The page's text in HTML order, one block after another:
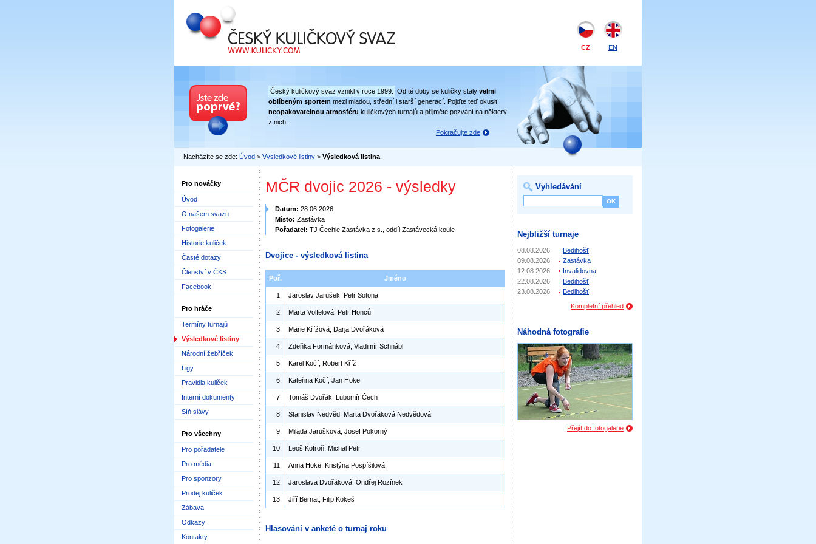
Český kuličkový svaz
CZ EN
Český kuličkový svaz vznikl v roce 1999. Od té doby se kuličky staly velmi
oblíbeným sportem mezi mladou, střední i starší generací. Pojďte teď okusit
neopakovatelnou atmosféru kuličkových turnajů a přijměte pozvání na některý
z nich.
Pokračujte zde
Nacházíte se zde: Úvod > Výsledkové listiny > Výsledková listina
Pro nováčky
Úvod
O našem svazu
Fotogalerie
Historie kuliček
Časté dotazy
Členství v ČKS
Facebook
Pro hráče
Termíny turnajů
Výsledkové listiny
Národní žebříček
Ligy
Pravidla kuliček
Interní dokumenty
Síň slávy
Pro všechny
Pro pořadatele
Pro média
Pro sponzory
Prodej kuliček
Zábava
Odkazy
Kontakty
MČR dvojic 2026 - výsledky
Datum: 28.06.2026
Místo: Zastávka
Pořadatel: TJ Čechie Zastávka z.s., oddíl Zastávecká koule
Dvojice - výsledková listina
Poř. Jméno
1. Jaroslav Jarušek, Petr Sotona
2. Marta Völfelová, Petr Honců
3. Marie Křížová, Darja Dvořáková
4. Zdeňka Formánková, Vladimír Schnábl
5. Karel Kočí, Robert Kříž
6. Kateřina Kočí, Jan Hoke
7. Tomáš Dvořák, Lubomír Čech
8. Stanislav Nedvěd, Marta Dvořáková Nedvědová
9. Milada Jarušková, Josef Pokorný
10. Leoš Kofroň, Michal Petr
11. Anna Hoke, Kristýna Pospíšilová
12. Jaroslava Dvořáková, Ondřej Rozínek
13. Jiří Bernat, Filip Kokeš
Hlasování v anketě o turnaj roku
Vyhledávání
Nejbližší turnaje
08.08.2026
Bedihošť
09.08.2026
Zastávka
12.08.2026
Invalidovna
22.08.2026
Bedihošť
23.08.2026
Bedihošť
Kompletní přehled
Náhodná fotografie
Přejít do fotogalerie